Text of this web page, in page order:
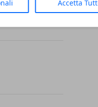
Accetta